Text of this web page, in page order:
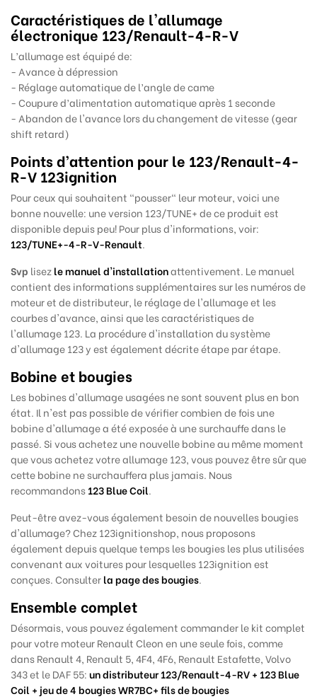
Caractéristiques de l'allumage
électronique123/Renault-4-R-V
L’allumage est équipé de:
- Avance à dépression
- Réglage automatique de l’angle de came
- Coupure d’alimentation automatique après 1 seconde
- Abandon de l'avance lors du changement de vitesse (gear
shift retard)
Points d’attention pour le 123/Renault-4-
R-V 123ignition
Pour ceux qui souhaitent "pousser" leur moteur, voici une
bonne nouvelle: une version 123/TUNE+ de ce produit est
disponible depuis peu! Pour plus d'informations, voir:
123/TUNE+-4-R-V-Renault.
Svp lisezle manueld'installationattentivement. Le manuel
contient des informations supplémentaires sur les numéros de
moteur et de distributeur, le réglage de l'allumage et les
courbes d'avance, ainsi que les caractéristiques de
l'allumage 123. La procédure d'installation du système
d'allumage 123 y est également décrite étape par étape.
Bobine et bougies
Les bobines d'allumage usagées ne sont souvent plus en bon
état. Il n'est pas possible de vérifier combien de fois une
bobine d'allumage a été exposée à une surchauffe dans le
passé. Si vous achetez une nouvelle bobine au même moment
que vous achetez votre allumage 123, vous pouvez être sûr que
cette bobine ne surchauffera plus jamais. Nous
recommandons123 Blue Coil.
Peut-être avez-vous également besoin de nouvelles bougies
d'allumage? Chez 123ignitionshop, nous proposons
également depuis quelque temps les bougies les plus utilisées
convenant aux voitures pour lesquelles 123ignition est
conçues.Consulterla page des bougies.
Ensemble complet
Désormais, vous pouvez également commander le kit complet
pour votre moteur Renault Cleon en une seule fois, comme
dans Renault 4, Renault 5, 4F4, 4F6, Renault Estafette, Volvo
343 et le DAF 55:un distributeur 123/Renault-4-RV + 123 Blue
Coil + jeu de 4 bougies WR7BC+ fils de bougies